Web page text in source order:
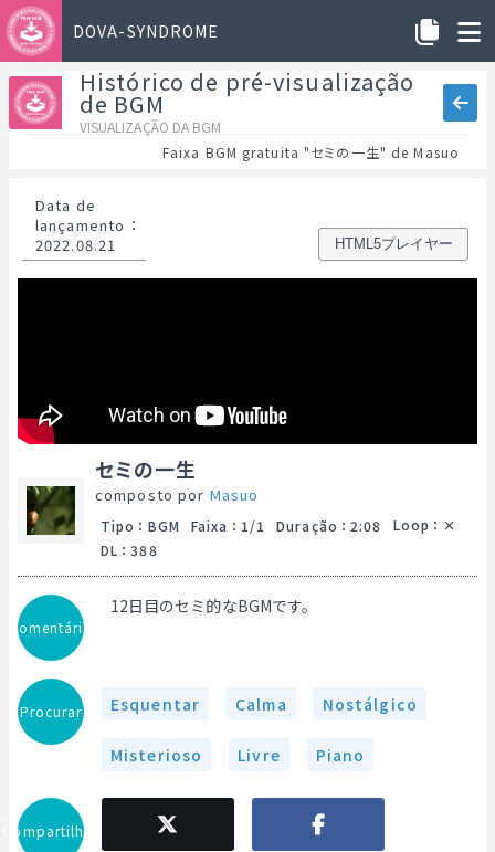
DOVA-SYNDROME
Histórico de pré-visualização
de BGM
VISUALIZAÇÃO DA BGM
Faixa BGM gratuita "セミの一生" de Masuo
Data de
lançamento ：
2022.08.21
HTML5プレイヤー
セミの一生
composto por Masuo
Tipo ： BGM Faixa ： 1/1 Duração ： 2:08 Loop ：
DL ： 388
Comentário
12日目のセミ的なBGMです。
Procurar Esquentar Calma Nostálgico
Misterioso Livre Piano
Compartilhar